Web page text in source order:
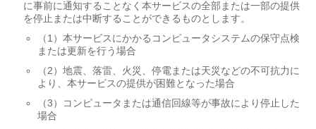
に事前に通知することなく本サービスの全部または一部の提供
を停止または中断することができるものとします。
（1）本サービスにかかるコンピュータシステムの保守点検
または更新を行う場合
（2）地震、落雷、火災、停電または天災などの不可抗力に
より、本サービスの提供が困難となった場合
（3）コンピュータまたは通信回線等が事故により停止した
場合